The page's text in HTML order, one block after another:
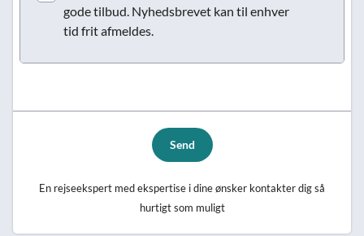
gode tilbud. Nyhedsbrevet kan til enhver
tid frit afmeldes.
Send
En rejseekspert med ekspertise i dine ønsker kontakter dig så
hurtigt som muligt